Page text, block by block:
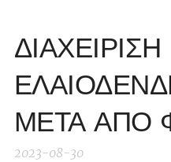
ΔΙΑΧΕΙΡΙΣΗ
ΜΕΤΑ ΑΠΟ
2023-08-30